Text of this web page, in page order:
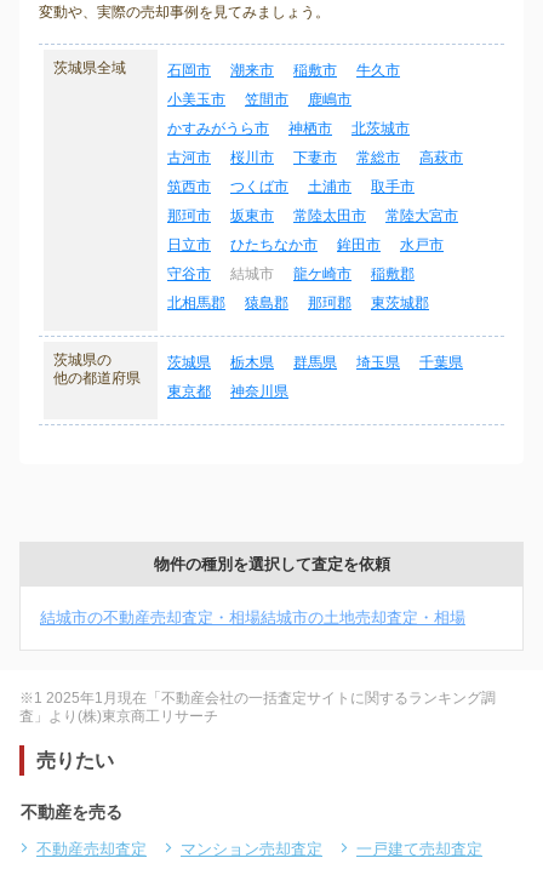
変動や、実際の売却事例を見てみましょう。
茨城県全域 石岡市 潮来市 稲敷市
牛久市
小美玉市
笠間市
鹿嶋市
かすみがうら市
神栖市
北茨城市
古河市
桜川市 下妻市 常総市
高萩市
筑西市
つくば市 土浦市
取手市
那珂市
坂東市 常陸太田市
常陸大宮市
日立市
ひたちなか市 鉾田市
水戸市
守谷市
結城市 龍ケ崎市
稲敷郡
北相馬郡
猿島郡 那珂郡 東茨城郡
茨城県の
他の都道府県
茨城県 栃木県 群馬県 埼玉県
千葉県
東京都
神奈川県
物件の種別を選択して査定を依頼
結城市の不動産売却査定・相場結城市の土地売却査定・相場
※1 2025年1月現在「不動産会社の一括査定サイトに関するランキング調
査」より(株)東京商工リサーチ
売りたい
不動産を売る
不動産売却査定 マンション売却査定
一戸建て売却査定